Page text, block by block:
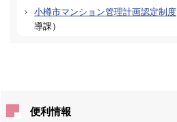
小樽市マンション管理計画認定制度
導課）
便利情報